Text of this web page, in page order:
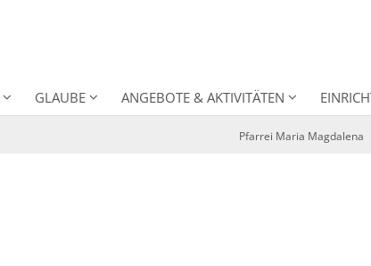
GLAUBE ANGEBOTE & AKTIVITÄTEN
Pfarrei Maria Magdalena